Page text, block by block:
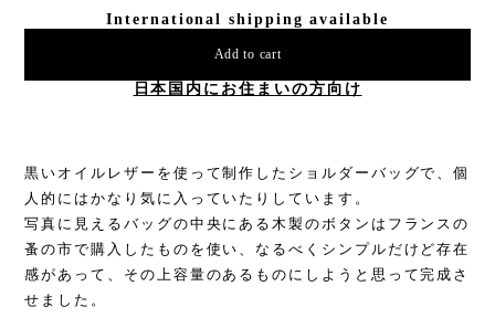
International shipping available
Add to cart
日本国内にお住まいの方向け
黒いオイルレザーを使って制作したショルダーバッグで、個
人的にはかなり気に入っていたりしています。
写真に見えるバッグの中央にある木製のボタンはフランスの
蚤の市で購入したものを使い、なるべくシンプルだけど存在
感があって、その上容量のあるものにしようと思って完成さ
せました。